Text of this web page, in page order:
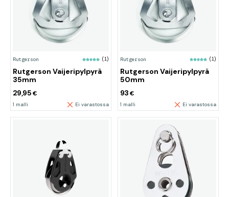
Rutgerson (1)
Rutgerson Vaijeripylpyrä
35mm
29,95 €
1 malli Ei varastossa
Rutgerson (1)
Rutgerson Vaijeripylpyrä
50mm
93€
1 malli Ei varastossa